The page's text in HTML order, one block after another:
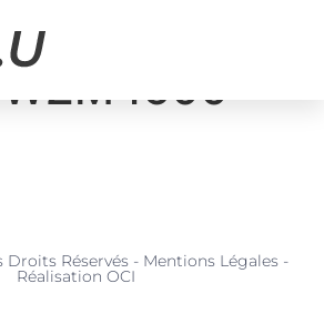
Malaxeur
Droits Réservés - Mentions Légales -
Réalisation OCI